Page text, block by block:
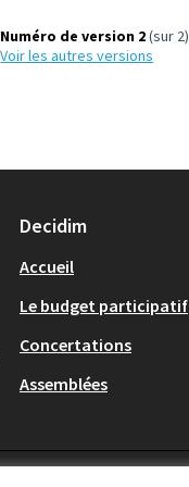
Numéro de version 2(sur 2)
voir les autres versions
Decidim
Accueil
Le budget participatif
Concertations
Assemblées